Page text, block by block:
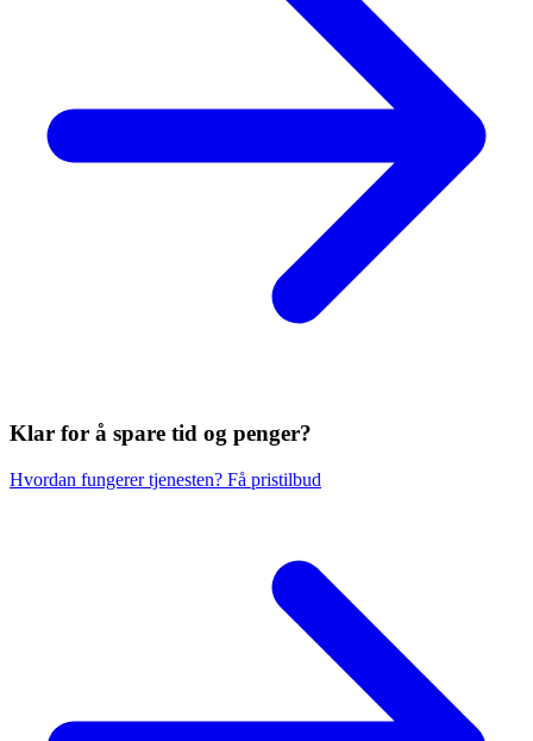
Klar for å spare tid og penger?
Hvordan fungerer tjenesten? Få pristilbud